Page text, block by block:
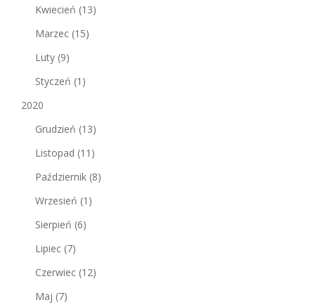
Kwiecień (13)
Marzec (15)
Luty (9)
Styczeń (1)
2020
Grudzień (13)
Listopad (11)
Październik (8)
Wrzesień (1)
Sierpień (6)
Lipiec (7)
Czerwiec (12)
Maj (7)